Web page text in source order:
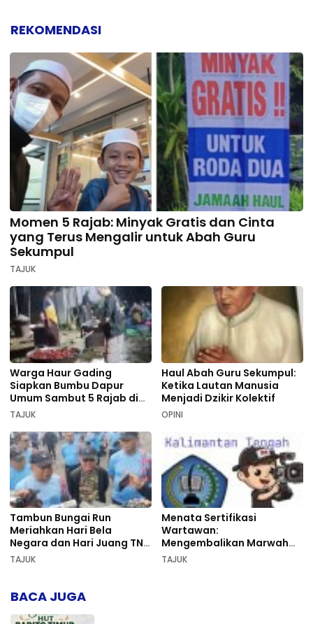
REKOMENDASI
Momen 5 Rajab: Minyak Gratis dan Cinta
yang Terus Mengalir untuk Abah Guru
Sekumpul
TAJUK
Warga Haur Gading
Siapkan Bumbu Dapur
Umum Sambut 5 Rajab di
Sekumpul
TAJUK
Haul Abah Guru Sekumpul:
Ketika Lautan Manusia
Menjadi Dzikir Kolektif
OPINI
Tambun Bungai Run
Meriahkan Hari Bela
Negara dan Hari Juang TNI
AD di Palangka Raya
TAJUK
Menata Sertifikasi
Wartawan:
Mengembalikan Marwah
Pers dan Keadilan
TAJUK
BACA JUGA